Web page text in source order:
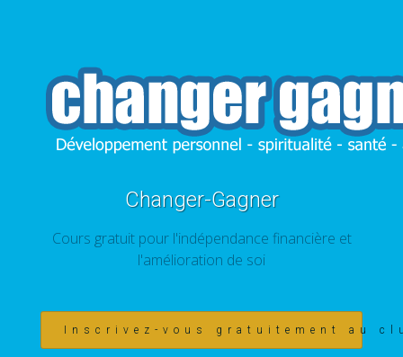
Changer-Gagner
Cours gratuit pour l'indépendance financière et
l'amélioration de soi
Inscrivez-vous gratuitement au